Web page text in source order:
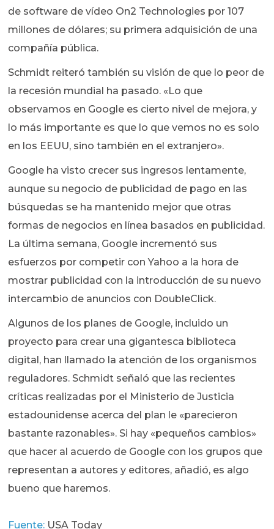
de software de vídeo On2 Technologies por 107
millones de dólares; su primera adquisición de una
compañía pública.
Schmidt reiteró también su visión de que lo peor de
la recesión mundial ha pasado. «Lo que
observamos en Google es cierto nivel de mejora, y
lo más importante es que lo que vemos no es solo
en los EEUU, sino también en el extranjero».
Google ha visto crecer sus ingresos lentamente,
aunque su negocio de publicidad de pago en las
búsquedas se ha mantenido mejor que otras
formas de negocios en línea basados en publicidad.
La última semana, Google incrementó sus
esfuerzos por competir con Yahoo a la hora de
mostrar publicidad con la introducción de su nuevo
intercambio de anuncios con DoubleClick.
Algunos de los planes de Google, incluido un
proyecto para crear una gigantesca biblioteca
digital, han llamado la atención de los organismos
reguladores. Schmidt señaló que las recientes
críticas realizadas por el Ministerio de Justicia
estadounidense acerca del plan le «parecieron
bastante razonables». Si hay «pequeños cambios»
que hacer al acuerdo de Google con los grupos que
representan a autores y editores, añadió, es algo
bueno que haremos.
Fuente: USA Today